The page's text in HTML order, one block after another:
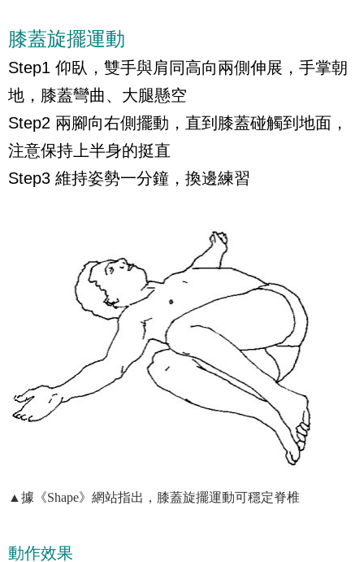
膝蓋旋擺運動
Step1 仰臥，雙手與肩同高向兩側伸展，手掌朝
地，膝蓋彎曲、大腿懸空
Step2 兩腳向右側擺動，直到膝蓋碰觸到地面，
注意保持上半身的挺直
Step3 維持姿勢一分鐘，換邊練習
▲據《Shape》網站指出，膝蓋旋擺運動可穩定脊椎
動作效果